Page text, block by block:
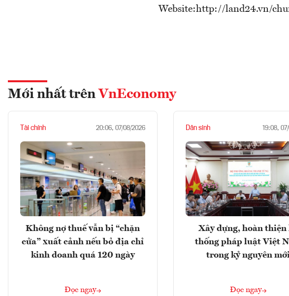
Website:http://land24.vn/
Mới nhất trên VnEconomy
Tài chính 20:06, 07/08/2026
Không nợ thuế vẫn bị “chặn
cửa” xuất cảnh nếu bỏ địa chỉ
kinh doanh quá 120 ngày
Đọc ngay
Dân sinh 19:08,
Xây dựng, hoàn thiện
thống pháp luật Việt
trong kỷ nguyên
Đọc ngay